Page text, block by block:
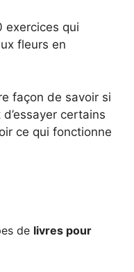
exercices qui
fleurs en
façon de savoir si
certains
ce qui fonctionne
de livres pour